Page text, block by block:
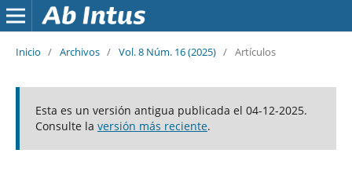
Inicio / Archivos / Vol. 8 Núm. 16 (2025) / Artículos
Esta es un versión antigua publicada el 04-12-2025.
Consulte la versión más reciente.